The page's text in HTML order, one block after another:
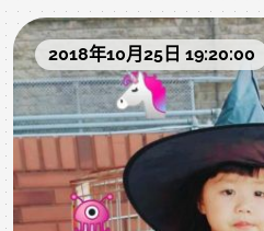
黃金右手加藤鷹
2018年10月25日 19:20:00